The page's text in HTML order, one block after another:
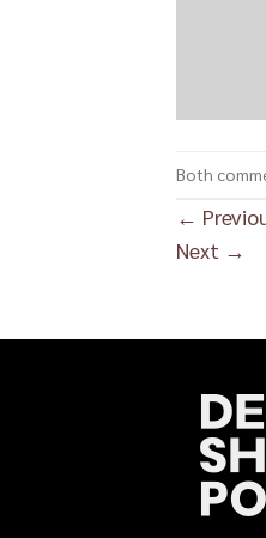
Both
←
Next →